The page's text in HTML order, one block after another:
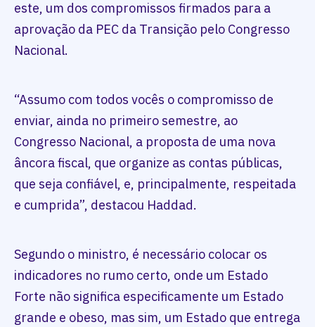
este, um dos compromissos firmados para a
aprovação da PEC da Transição pelo Congresso
Nacional.
“Assumo com todos vocês o compromisso de
enviar, ainda no primeiro semestre, ao
Congresso Nacional, a proposta de uma nova
âncora fiscal, que organize as contas públicas,
que seja confiável, e, principalmente, respeitada
e cumprida”, destacou Haddad.
Segundo o ministro, é necessário colocar os
indicadores no rumo certo, onde um Estado
Forte não significa especificamente um Estado
grande e obeso, mas sim, um Estado que entrega